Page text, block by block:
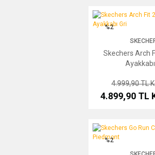
Skechers Arch Fit 2.0
%2
Skechers Arch
4.999,90 TL
4.899,90 TL
Skechers Go Run
%2